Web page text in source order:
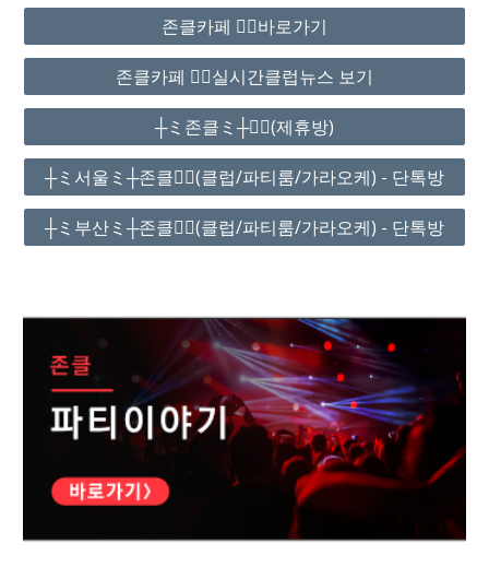
존클카페 ❤️‍🔥바로가기
존클카페 ❤️‍🔥실시간클럽뉴스 보기
┼ミ존클ミ┼❤️‍🔥(제휴방)
┼ミ서울ミ┼존클❤️‍🔥(클럽/파티룸/가라오케) - 단톡방
┼ミ부산ミ┼존클❤️‍🔥(클럽/파티룸/가라오케) - 단톡방